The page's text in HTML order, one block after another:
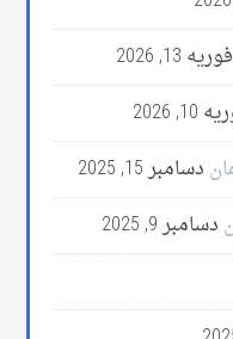
فوریه 13, 2026
2026
دسامبر 15, 2025
دسامبر 9, 2025